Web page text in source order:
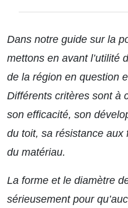
Dans notre guide sur la
mettons en avant l’utilité
de la région en question
Différents critères sont à
son efficacité, son
du toit, sa résistance aux
du matériau.
La forme et le diamètre
sérieusement pour